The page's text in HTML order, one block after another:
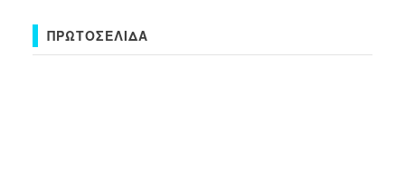
ΠΡΩΤΟΣΈΛΙΔΑ